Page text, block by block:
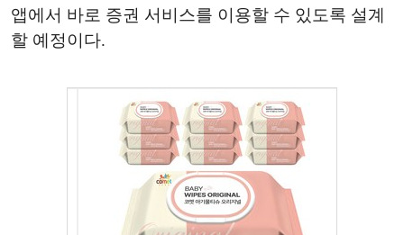
앱에서 바로 증권 서비스를 이용할 수 있도록 설계
할 예정이다.